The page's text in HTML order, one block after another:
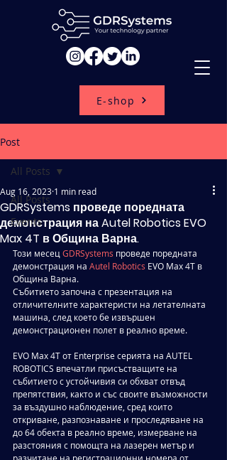
E-shop
Post
All Posts
Events
All Posts
GDRSystems проведе поредната
демонстрация на Autel Robotics EVO
Max 4T в Община Варна.
Aug 16, 2023 1 min read
Този месец GDRSystems проведе поредната
демонстрация на Autel Robotics EVO Max 4T в
Община Варна.
Събитието започна с презентация на
отличителните характеристи на летателната
машина, след което бе извършен
демонстрационен полет в реално време.
EVO Max 4T от Enterprise серията на AUTEL
ROBOTICS впечатли присъстващите на
събитието с устойчивия си обхват отвъд
препятствия, както и със своите възможности
за въздушно наблюдение, сред които
откриване, разпознаване и проследяване на
до 64 обекта в реално време, измерване на
разстояния с помощта на лазерен метър и